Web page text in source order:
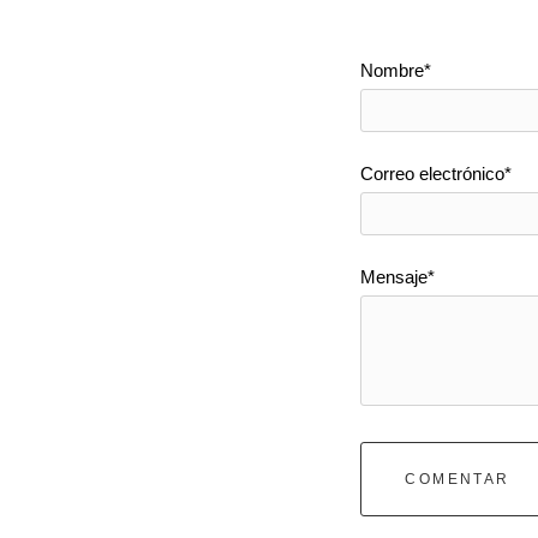
Nombre*
Correo electrónico*
Mensaje*
COMENTAR